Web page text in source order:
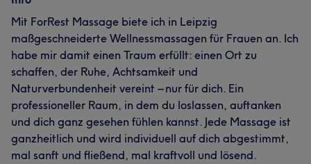
Mit ForRest Massage biete ich in Leipzig
maßgeschneiderte Wellnessmassagen für Frauen an. Ich
habe mir damit einen Traum erfüllt: einen Ort zu
schaffen, der Ruhe, Achtsamkeit und
Naturverbundenheit vereint – nur für dich. Ein
professioneller Raum, in dem du loslassen, auftanken
und dich ganz gesehen fühlen kannst. Jede Massage ist
ganzheitlich und wird individuell auf dich abgestimmt,
mal sanft und fließend, mal kraftvoll und lösend.